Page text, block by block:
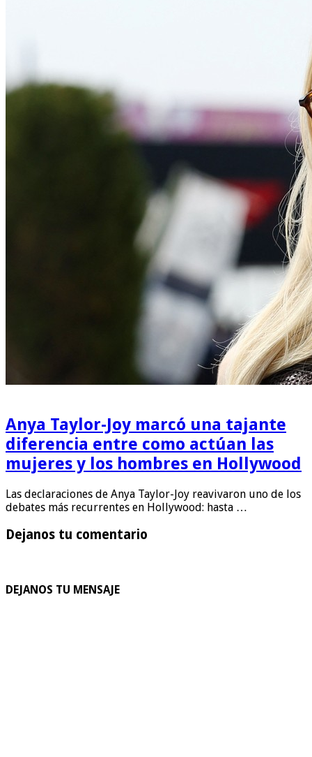
Anya Taylor-Joy marcó una tajante
diferencia entre como actúan las
mujeres y los hombres en Hollywood
Las declaraciones de Anya Taylor-Joy reavivaron uno de los
debates más recurrentes en Hollywood: hasta …
Dejanos tu comentario
DEJANOS TU MENSAJE